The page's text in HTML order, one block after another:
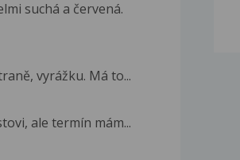
suchá a červená.
vyrážku. Má to...
ale termín mám...